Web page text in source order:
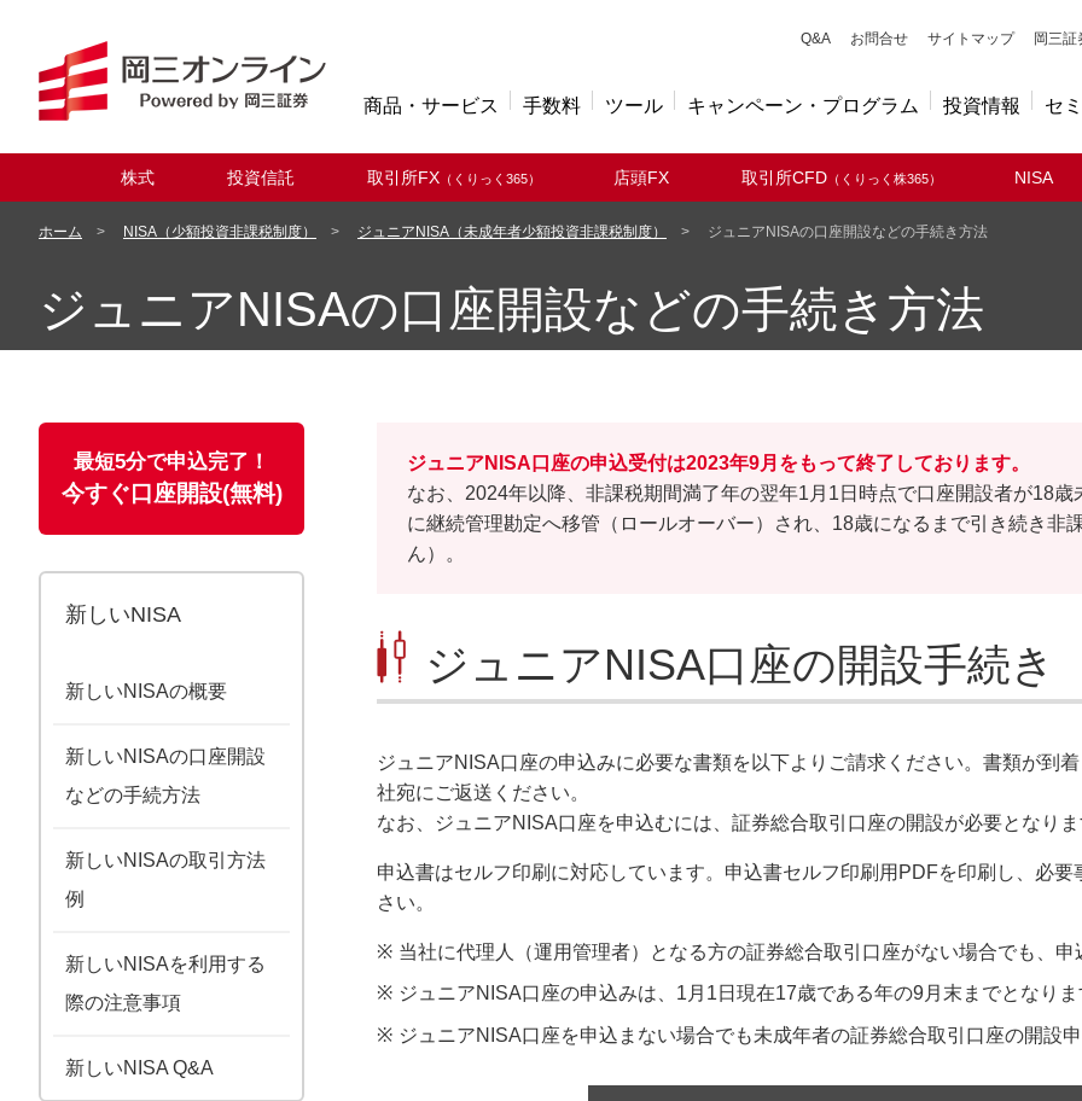
Q&Aキューアンドエー
お問合せ サイトマップ 岡三
商品・サービス 手数料 ツール キャンペーン・プログラム 投資情報 セ
株式 投資信託 取引所FX（くりっく365） 店頭FX 取引所CFD（くりっく株365） NISA
ホーム NISA（少額投資非課税制度） ジュニアNISA（未成年者少額投資非課税制度） ジュニアNISAの口座開設などの手続き方法
ジュニアNISAの口座開設などの手続き方法
ジュニアNISA口座の申込受付は2023年9月をもって終了しております。
なお、2024年以降、非課税期間満了年の翌年1月1日時点で口座開設者が18
に継続管理勘定へ移管（ロールオーバー）され、18歳になるまで引き続き非
ん）。
ジュニアNISA口座の開設手続き
ジュニアNISA口座の申込みに必要な書類を以下よりご請求ください。書類が到
社宛にご返送ください。
なお、ジュニアNISA口座を申込むには、証券総合取引口座の開設が必要となり
申込書はセルフ印刷に対応しています。申込書セルフ印刷用PDFを印刷し、必
さい。
※ 当社に代理人（運用管理者）となる方の証券総合取引口座がない場合でも、申
※ ジュニアNISA口座の申込みは、1月1日現在17歳である年の9月末までとなりま
※ ジュニアNISA口座を申込まない場合でも未成年者の証券総合取引口座の開設
最短5分で申込完了！
今すぐ口座開設(無料)
新しいNISA
新しいNISAの概要
新しいNISAの口座開設
などの手続方法
新しいNISAの取引方法
例
新しいNISAを利用する
際の注意事項
新しいNISA Q&A